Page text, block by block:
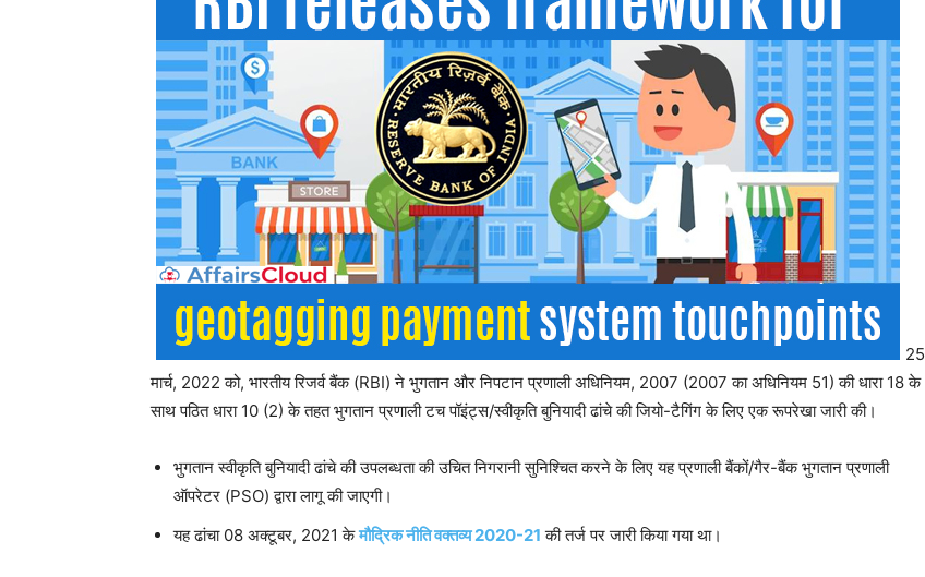
25
मार्च, 2022 को, भारतीय रिजर्व बैंक (RBI) ने भुगतान और निपटान प्रणाली अधिनियम, 2007 (2007 का अधिनियम 51) की धारा 18 के
साथ पठित धारा 10 (2) के तहत भुगतान प्रणाली टच पॉइंट्स/स्वीकृति बुनियादी ढांचे की जियो-टैगिंग के लिए एक रूपरेखा जारी की।
भुगतान स्वीकृति बुनियादी ढांचे की उपलब्धता की उचित निगरानी सुनिश्चित करने के लिए यह प्रणाली बैंकों/गैर-बैंक भुगतान प्रणाली
ऑपरेटर (PSO) द्वारा लागू की जाएगी।
यह ढांचा 08 अक्टूबर, 2021 केमौद्रिक नीति वक्तव्य 2020-21 की तर्ज पर जारी किया गया था।